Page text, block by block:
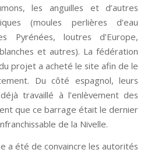
les anguilles et d’autres
(moules perlières d’eau
Pyrénées, loutres d’Europe,
et autres). La fédération
projet a acheté le site afin de le
Du côté espagnol, leurs
travaillé à l’enlèvement des
que ce barrage était le dernier
de la Nivelle.
a été de convaincre les autorités